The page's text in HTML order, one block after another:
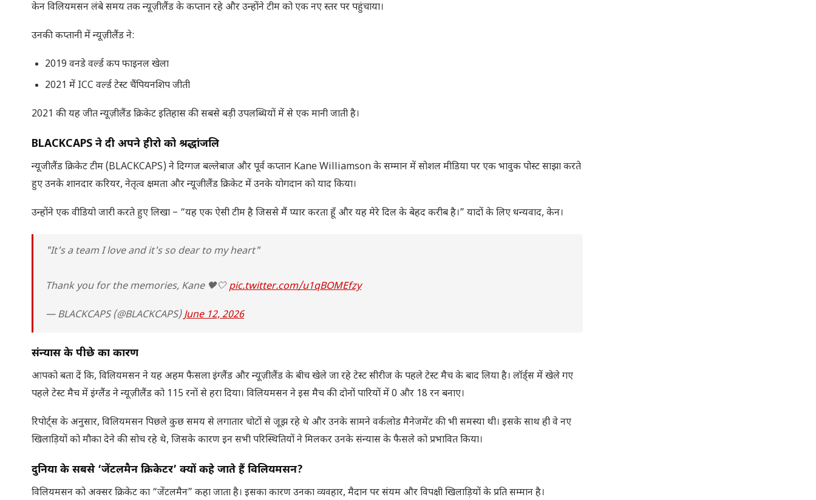
केन विलियमसन लंबे समय तक न्यूज़ीलैंड के कप्तान रहे और उन्होंने टीम को एक नए स्तर पर पहुंचाया।
उनकी कप्तानी में न्यूज़ीलैंड ने:
2019 वनडे वर्ल्ड कप फाइनल खेला
2021 में ICC वर्ल्ड टेस्ट चैंपियनशिप जीती
2021 की यह जीत न्यूज़ीलैंड क्रिकेट इतिहास की सबसे बड़ी उपलब्धियों में से एक मानी जाती है।
BLACKCAPS ने दी अपने हीरो को श्रद्धांजलि
न्यूजीलैंड क्रिकेट टीम (BLACKCAPS) ने दिग्गज बल्लेबाज और पूर्व कप्तान Kane Williamson के सम्मान में सोशल मीडिया पर एक भावुक पोस्ट साझा करते
हुए उनके शानदार करियर, नेतृत्व क्षमता और न्यूजीलैंड क्रिकेट में उनके योगदान को याद किया।
उन्होंने एक वीडियो जारी करते हुए लिखा – “यह एक ऐसी टीम है जिससे मैं प्यार करता हूँ और यह मेरे दिल के बेहद करीब है।” यादों के लिए धन्यवाद, केन।
"It's a team I love and it's so dear to my heart"
Thank you for the memories, Kane 🖤🤍pic.twitter.com/u1qBOMEfzy
— BLACKCAPS (@BLACKCAPS)June 12, 2026
संन्यास के पीछे का कारण
आपको बता दें कि, विलियमसन ने यह अहम फैसला इंग्लैंड और न्यूज़ीलैंड के बीच खेले जा रहे टेस्ट सीरीज के पहले टेस्ट मैच के बाद लिया है। लॉर्ड्स में खेले गए
पहले टेस्ट मैच में इंग्लैंड ने न्यूज़ीलैंड को 115 रनों से हरा दिया। विलियमसन ने इस मैच की दोनों पारियों में 0 और 18 रन बनाए।
रिपोर्ट्स के अनुसार, विलियमसन पिछले कुछ समय से लगातार चोटों से जूझ रहे थे और उनके सामने वर्कलोड मैनेजमेंट की भी समस्या थी। इसके साथ ही वे नए
खिलाड़ियों को मौका देने की सोच रहे थे, जिसके कारण इन सभी परिस्थितियों ने मिलकर उनके संन्यास के फैसले को प्रभावित किया।
दुनिया के सबसे ‘जेंटलमैन क्रिकेटर’ क्यों कहे जाते हैं विलियमसन?
विलियमसन को अक्सर क्रिकेट का “जेंटलमैन” कहा जाता है। इसका कारण उनका व्यवहार, मैदान पर संयम और विपक्षी खिलाड़ियों के प्रति सम्मान है।